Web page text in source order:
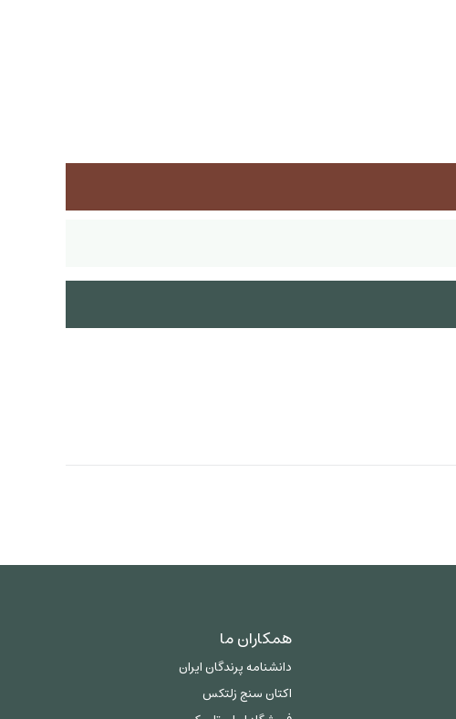
همکاران ما
دانشنامه پرندگان ایران
اکتان سنج زلتکس